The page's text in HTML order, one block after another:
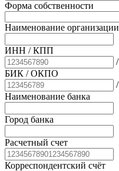
Форма собственности
Наименование организации
ИНН / КПП
/
БИК / ОКПО
/
Наименование банка
Город банка
Расчетный счет
Корреспондентский счёт